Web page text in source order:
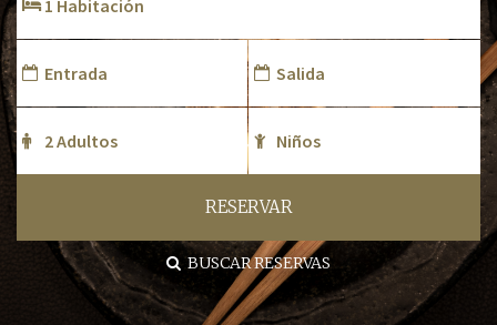
RESERVAR
BUSCAR RESERVAS